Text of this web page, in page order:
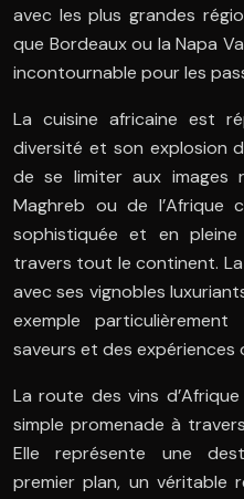
avec les plus grandes
que Bordeaux ou la Napa
incontournable pour les
La cuisine africaine est
diversité et son explosion
de se limiter aux images
Maghreb ou de l’Afrique
sophistiquée et en
travers tout le continent.
avec ses vignobles
exemple
saveurs et des expériences
La route des vins
simple promenade à
Elle représente une
premier plan, un véritable